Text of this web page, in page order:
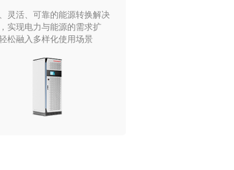
灵活、可靠的能源转换解决
实现电力与能源的需求扩
松融入多样化使用场景